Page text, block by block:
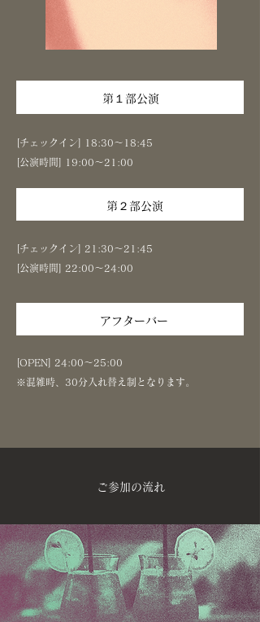
第１部公演
[チェックイン] 18:30～18:45
[公演時間] 19:00～21:00
第２部公演
[チェックイン] 21:30～21:45
[公演時間] 22:00～24:00
アフターバー
[OPEN] 24:00～25:00
※混雑時、30分入れ替え制となります。
ご参加の流れ